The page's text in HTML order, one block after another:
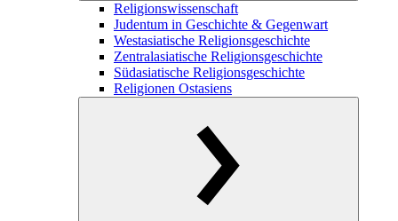
Religionswissenschaft
Judentum in Geschichte & Gegenwart
Westasiatische Religionsgeschichte
Zentralasiatische Religionsgeschichte
Südasiatische Religionsgeschichte
Religionen Ostasiens